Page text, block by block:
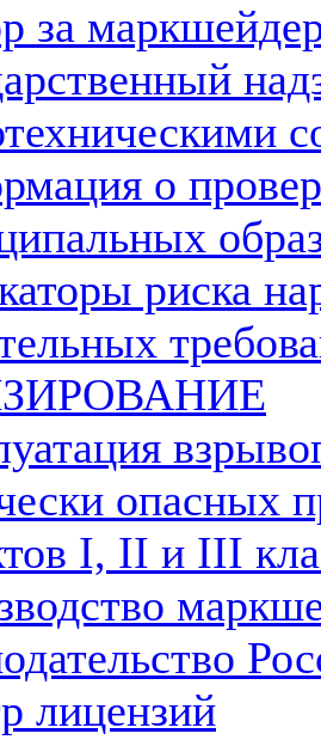
за
о
риска
опасных
I, II и III
лицензий